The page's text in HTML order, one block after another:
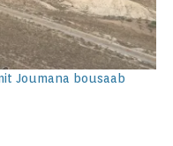
Joumana bousaab